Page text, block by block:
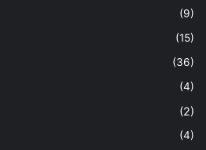
(9)
(15)
(36)
(4)
(2)
(4)